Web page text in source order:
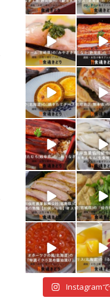
1月 26 1月
shokutuu_kidor
i
1月 21
i
1月
shokutuu_kidor
i
1月 17
i
1月
shokutuu_kidor
i
1月 10
i
1月
shokutuu_kidor
i
1月 7
i
1月
shokutuu_kidor
i
12月 29
i
12月
Instagram